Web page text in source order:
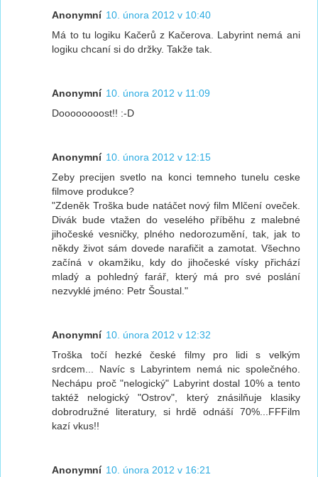
Anonymní 10. února 2012 v 10:40
Má to tu logiku Kačerů z Kačerova. Labyrint nemá ani
logiku chcaní si do držky. Takže tak.
Anonymní 10. února 2012 v 11:09
Doooooooost!! :-D
Anonymní 10. února 2012 v 12:15
Zeby precijen svetlo na konci temneho tunelu ceske
filmove produkce?
"Zdeněk Troška bude natáčet nový film Mlčení oveček.
Divák bude vtažen do veselého příběhu z malebné
jihočeské vesničky, plného nedorozumění, tak, jak to
někdy život sám dovede narafičit a zamotat. Všechno
začíná v okamžiku, kdy do jihočeské vísky přichází
mladý a pohledný farář, který má pro své poslání
nezvyklé jméno: Petr Šoustal."
Anonymní 10. února 2012 v 12:32
Troška točí hezké české filmy pro lidi s velkým
srdcem... Navíc s Labyrintem nemá nic společného.
Nechápu proč "nelogický" Labyrint dostal 10% a tento
taktéž nelogický "Ostrov", který znásilňuje klasiky
dobrodružné literatury, si hrdě odnáší 70%...FFFilm
kazí vkus!!
Anonymní 10. února 2012 v 16:21